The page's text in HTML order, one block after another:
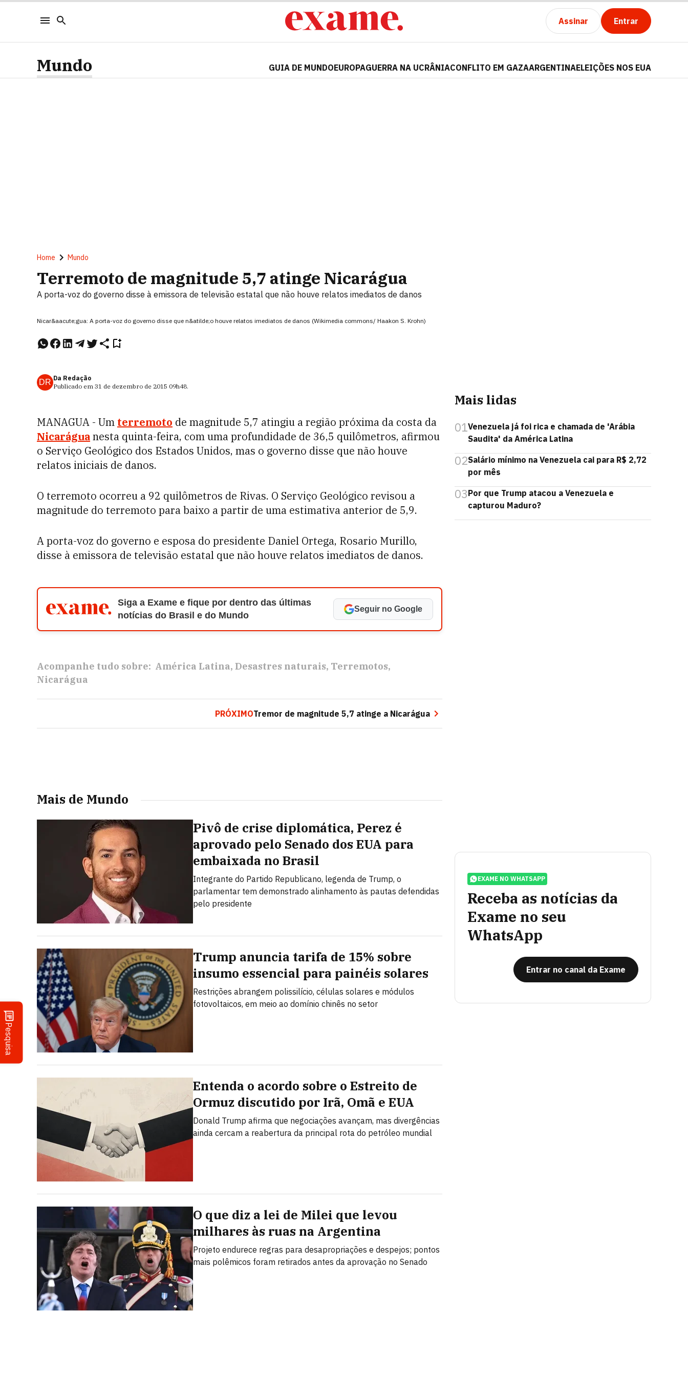
Assinar Entrar
Pesquisa
Mundo GUIA DE MUNDOEUROPAGUERRA NA UCRÂNIACONFLITO EM GAZAARGENTINAELEIÇÕES NOS EUA
Home Mundo
Terremoto de magnitude 5,7 atinge Nicarágua
A porta-voz do governo disse à emissora de televisão estatal que não houve relatos imediatos de danos
Nicar&aacute;gua: A porta-voz do governo disse que n&atilde;o houve relatos imediatos de danos (Wikimedia commons/ Haakon S. Krohn)
DR Da Redação
Publicado em 31 de dezembro de 2015 09h48.
MANAGUA - Um terremoto de magnitude 5,7 atingiu a região próxima da costa da
Nicaráguanesta quinta-feira, com uma profundidade de 36,5 quilômetros, afirmou
o Serviço Geológico dos Estados Unidos, mas o governo disse que não houve
relatos iniciais de danos.
O terremoto ocorreu a 92 quilômetros de Rivas. O Serviço Geológico revisou a
magnitude do terremoto para baixo a partir de uma estimativa anterior de 5,9.
A porta-voz do governo e esposa do presidente Daniel Ortega, Rosario Murillo,
disse à emissora de televisão estatal que não houve relatos imediatos de danos.
Siga a Exame e fique por dentro das últimas
notícias do Brasil e do Mundo
Seguir no Google
Acompanhe tudo sobre: América Latina Desastres naturais Terremotos
Nicarágua
PRÓXIMOTremor de magnitude 5,7 atinge a Nicarágua
Mais de Mundo
Pivô de crise diplomática, Perez é
aprovado pelo Senado dos EUA para
embaixada no Brasil
Integrante do Partido Republicano, legenda de Trump, o
parlamentar tem demonstrado alinhamento às pautas defendidas
pelo presidente
Trump anuncia tarifa de 15% sobre
insumo essencial para painéis solares
Restrições abrangem polissilício, células solares e módulos
fotovoltaicos, em meio ao domínio chinês no setor
Entenda o acordo sobre o Estreito de
Ormuz discutido por Irã, Omã e EUA
Donald Trump afirma que negociações avançam, mas divergências
ainda cercam a reabertura da principal rota do petróleo mundial
O que diz a lei de Milei que levou
milhares às ruas na Argentina
Projeto endurece regras para desapropriações e despejos; pontos
mais polêmicos foram retirados antes da aprovação no Senado
Mais lidas
01Venezuela já foi rica e chamada de 'Arábia
Saudita' da América Latina
02Salário mínimo na Venezuela cai para R$ 2,72
por mês
03Por que Trump atacou a Venezuela e
capturou Maduro?
EXAME NO WHATSAPP
Receba as notícias da
Exame no seu
WhatsApp
Entrar no canal da Exame